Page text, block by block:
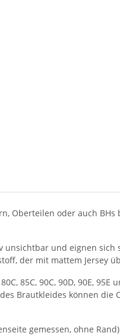
Oberteilen oder auch
unsichtbar und eignen
der mit mattem Jersey
85C, 90C, 90D, 90E,
Brautkleides können
gemessen, ohne